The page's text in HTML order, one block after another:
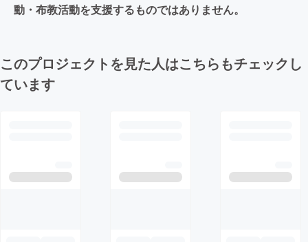
動・布教活動を支援するものではありません。
このプロジェクトを見た人はこちらもチェックし
ています